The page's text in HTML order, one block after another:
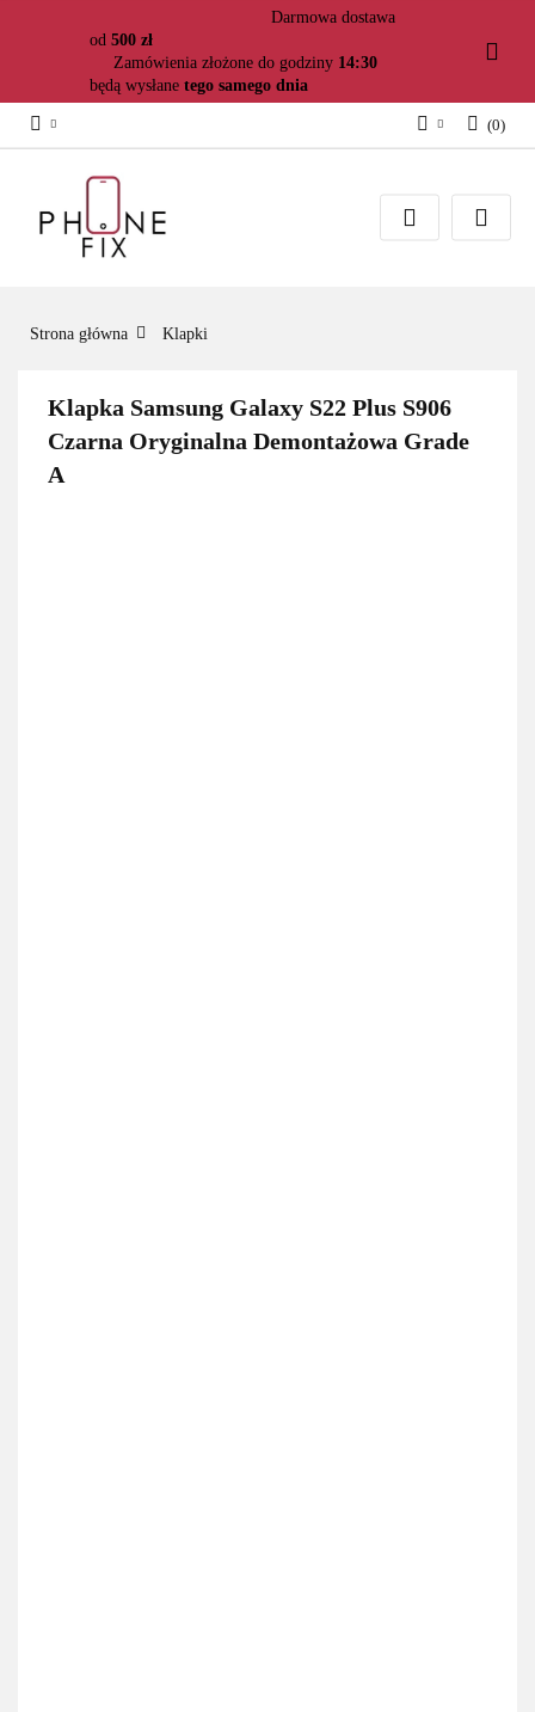
Darmowa dostawa
od 500 zł
Zamówienia złożone do godziny 14:30
będą wysłane tego samego dnia
Załóż konto
(0)
Strona główna Klapki
Klapka Samsung Galaxy S22 Plus S906
Czarna Oryginalna Demontażowa Grade
A